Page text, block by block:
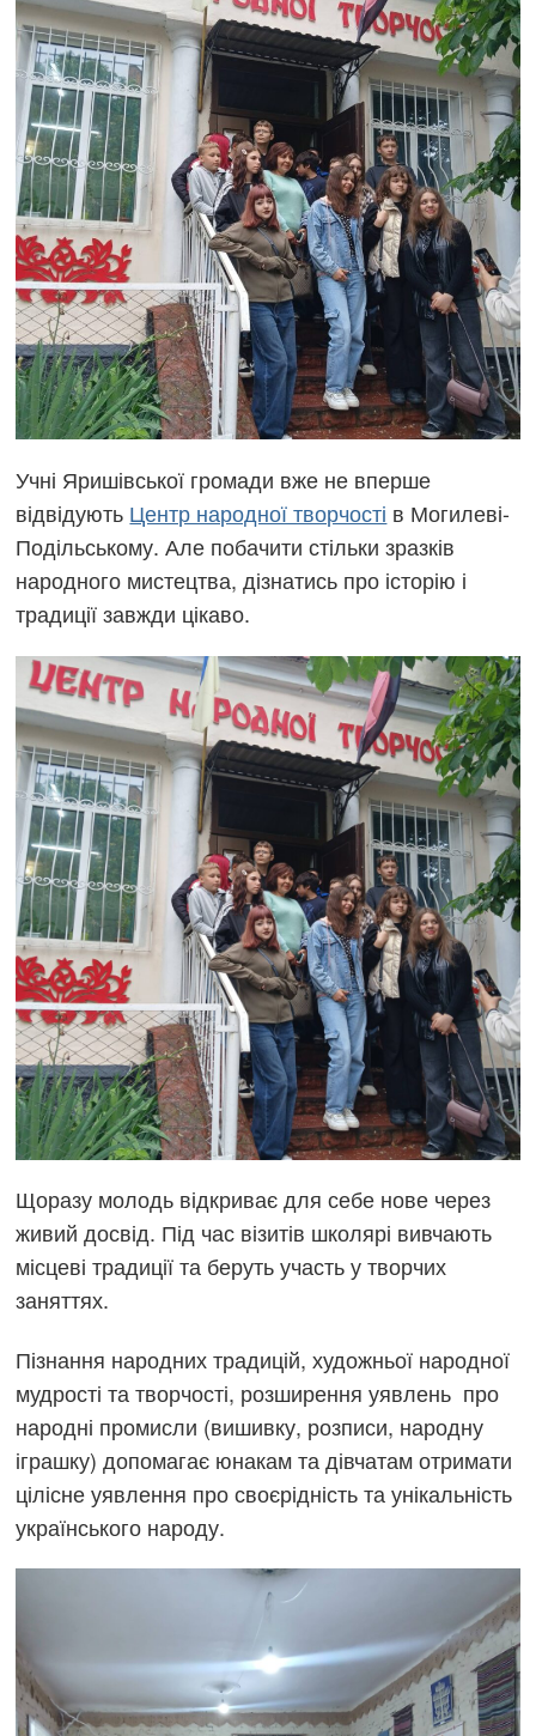
Учні Яришівської громади вже не вперше
відвідують Центр народної творчості в Могилеві-
Подільському. Але побачити стільки зразків
народного мистецтва, дізнатись про історію і
традиції завжди цікаво.
Щоразу молодь відкриває для себе нове через
живий досвід. Під час візитів школярі вивчають
місцеві традиції та беруть участь у творчих
заняттях.
Пізнання народних традицій, художньої народної
мудрості та творчості, розширення уявлень про
народні промисли (вишивку, розписи, народну
іграшку) допомагає юнакам та дівчатам отримати
цілісне уявлення про своєрідність та унікальність
українського народу.